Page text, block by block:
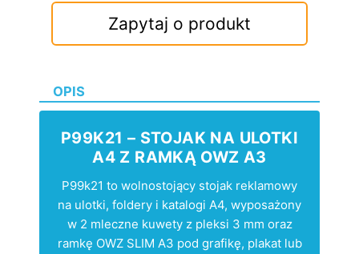
Zapytaj o produkt
OPIS
P99K21 – STOJAK NA ULOTKI
A4 Z RAMKĄ OWZ A3
P99k21 to wolnostojący stojak reklamowy
na ulotki, foldery i katalogi A4, wyposażony
w 2 mleczne kuwety z pleksi 3 mm oraz
ramkę OWZ SLIM A3 pod grafikę, plakat lub